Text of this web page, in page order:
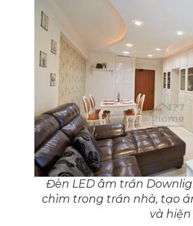
Đèn LED âm trần
chìm trong trần nhà, tạo
và hiện